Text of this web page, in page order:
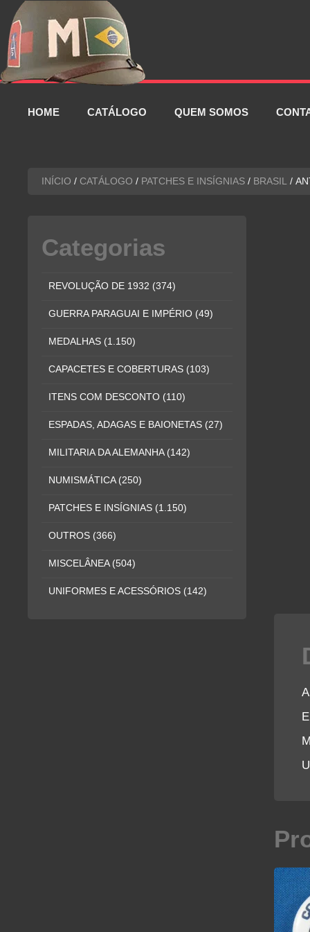
Pular
para
conteúdo
HOME CATÁLOGO QUEM SOMOS
INÍCIO / CATÁLOGO / PATCHES E INSÍGNIAS / BRASIL /
Categorias
REVOLUÇÃO DE 1932 (374)
GUERRA PARAGUAI E IMPÉRIO (49)
MEDALHAS (1.150)
CAPACETES E COBERTURAS (103)
ITENS COM DESCONTO (110)
ESPADAS, ADAGAS E BAIONETAS (27)
MILITARIA DA ALEMANHA (142)
NUMISMÁTICA (250)
PATCHES E INSÍGNIAS (1.150)
OUTROS (366)
MISCELÂNEA (504)
UNIFORMES E ACESSÓRIOS (142)